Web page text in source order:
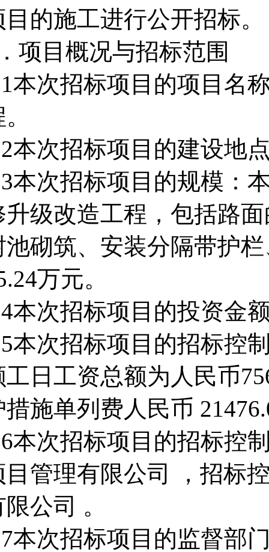
目的施工进行公开招标。
项目概况与招标范围
本次招标项目的项目名
本次招标项目的建设地
本次招标项目的规模：
升级改造工程，包括路
池砌筑、安装分隔带护
万元。
本次招标项目的投资金
本次招标项目的招标控
工日工资总额为人民币
措施单列费人民币
本次招标项目的招标控
目管理有限公司 ，招标
公司 。
本次招标项目的监督部